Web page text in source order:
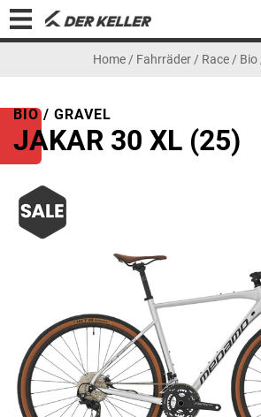
Home / Fahrräder / Race / Bio
BIO / GRAVEL
JAKAR 30 XL (25)